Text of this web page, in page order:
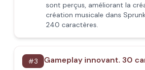
sont perçus, améliorant la
création musicale dans
240 caractères.
#3 Gameplay innovant. 30